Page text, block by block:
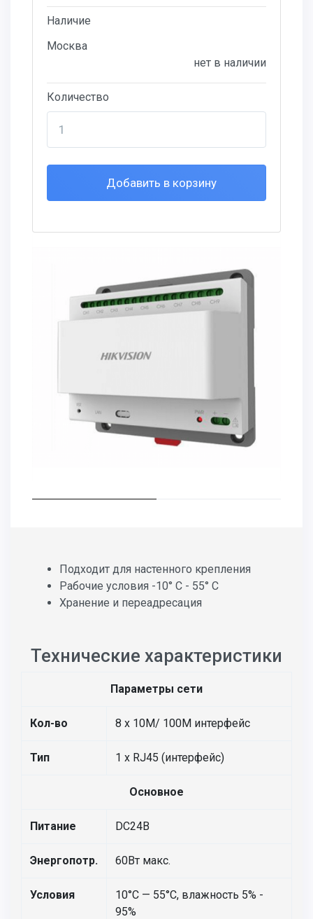
Наличие
Москва
нет в наличии
Количество
Добавить в корзину
Подходит для настенного крепления
Рабочие условия -10° C - 55° C
Хранение и переадресация
Технические характеристики
Параметры сети
Кол-во 8 х 10M/ 100M интерфейс
Тип 1 х RJ45 (интерфейс)
Основное
Питание DC24В
Энергопотр. 60Вт макс.
Условия
10°С — 55°С, влажность 5% -
95%